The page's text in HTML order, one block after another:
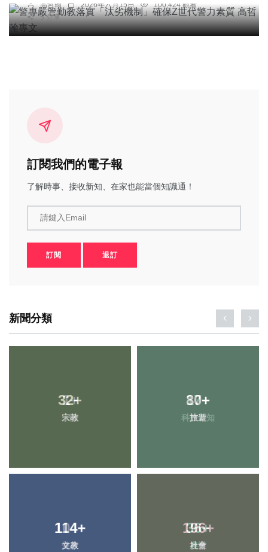
高哲翰 2026年六月15日
100,424 觀看
5 分享
訂閱我們的電子報
了解時事、接收新知、在家也能當個知識通！
請鍵入Email
訂閱 退訂
新聞分類
32+
宗教
80+
旅遊
114+
文教
196+
社會